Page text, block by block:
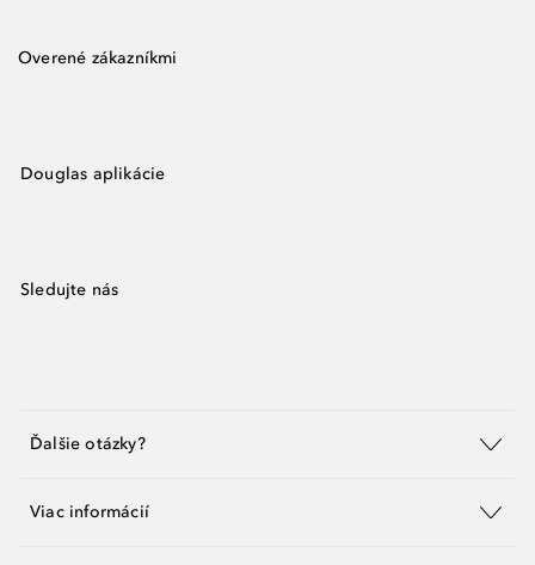
Overené zákazníkmi
Douglas aplikácie
Sledujte nás
Ďalšie otázky?
Viac informácií